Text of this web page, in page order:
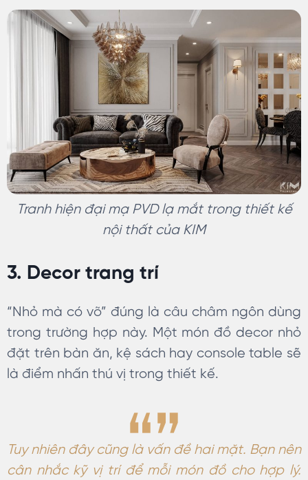
Tranh hiện đại mạ PVD lạ mắt trong thiết kế
nội thất của KIM
3. Decor trang trí
“Nhỏ mà có võ” đúng là câu châm ngôn dùng
trong trường hợp này. Một món đồ decor nhỏ
đặt trên bàn ăn, kệ sách hay console table sẽ
là điểm nhấn thú vị trong thiết kế.
Tuy nhiên đây cũng là vấn đề hai mặt. Bạn nên
cân nhắc kỹ vị trí để mỗi món đồ cho hợp lý.